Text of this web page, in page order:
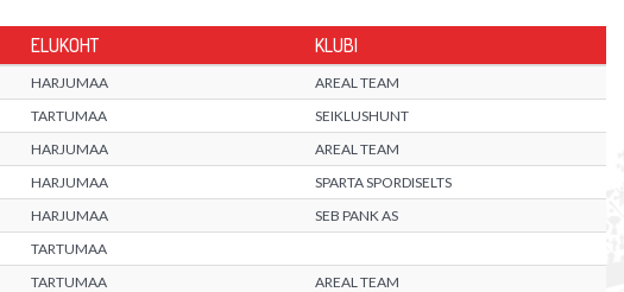
ELUKOHT KLUBI
HARJUMAA
AREAL TEAM
TARTUMAA
SEIKLUSHUNT
HARJUMAA
AREAL TEAM
HARJUMAA
SPARTA SPORDISELTS
HARJUMAA
SEB PANK AS
TARTUMAA
TARTUMAA
AREAL TEAM